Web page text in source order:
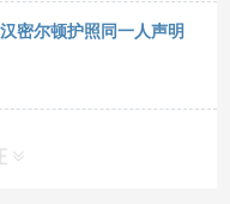
密尔顿护照同一人声明